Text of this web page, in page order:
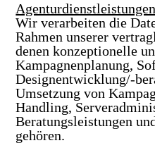
Agenturdienstleistungen
Wir verarbeiten die
Rahmen unserer
denen konzeptionelle
Kampagnenplanung,
Designentwicklung/-
Umsetzung von
Handling,
Beratungsleistungen
gehören.